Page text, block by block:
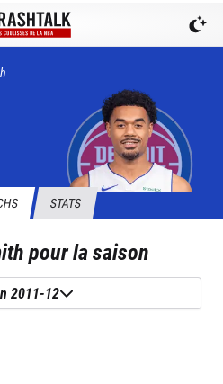
STATS
pour la saison
2011-12